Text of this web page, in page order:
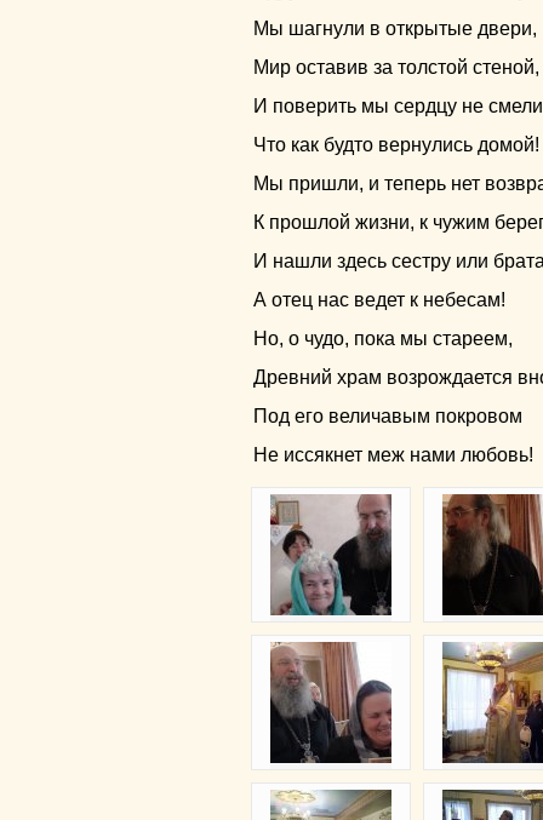
Мы шагнули в открытые двери,
Мир оставив за толстой стеной,
И поверить мы сердцу не
Что как будто вернулись домой!
Мы пришли, и теперь нет
К прошлой жизни, к чужим
И нашли здесь сестру или
А отец нас ведет к небесам!
Но, о чудо, пока мы стареем,
Древний храм возрождается
Под его величавым покровом
Не иссякнет меж нами любовь!